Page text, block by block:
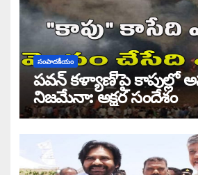
సంపాదకీయం
పవన్ కళ్యాణ్’పై కాపుల్లో
నిజమేనా: అక్షర సందేశం